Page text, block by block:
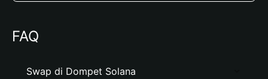
FAQ
Swap di Dompet Solana